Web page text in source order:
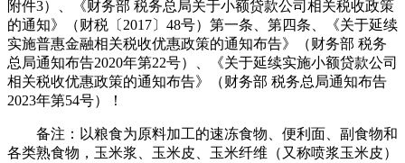
附件3）、《财务部 税务总局关于小额贷款公司相关税收政策
的通知》（财税〔2017〕48号）第一条、第四条、《关于延续
实施普惠金融相关税收优惠政策的通知布告》（财务部 税务
总局通知布告2020年第22号）、《关于延续实施小额贷款公司
相关税收优惠政策的通知布告》（财务部 税务总局通知布告
2023年第54号）！
备注：以粮食为原料加工的速冻食物、便利面、副食物和
各类熟食物，玉米浆、玉米皮、玉米纤维（又称喷浆玉米皮）